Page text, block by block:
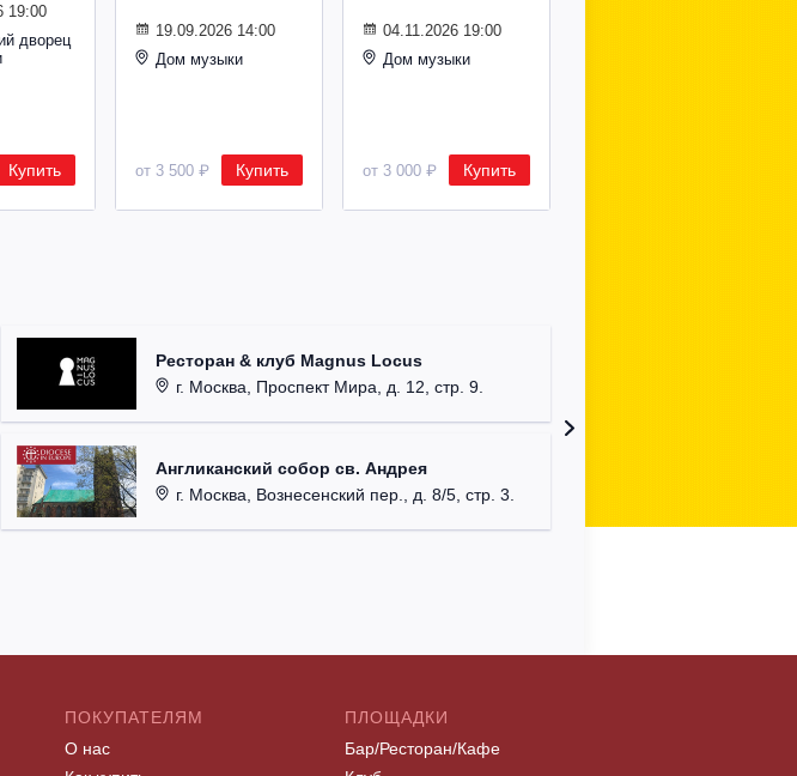
19:00
дворец
Купить
19.09.2026 14:00
Дом музыки
от 3 500 ₽ Купить
04.11.2026 19:00
Дом музыки
от 3 000 ₽ Купить
Ресторан & клуб Magnus Locus
г. Москва, Проспект Мира, д. 12, стр. 9.
Англиканский собор св. Андрея
г. Москва, Вознесенский пер., д. 8/5, стр. 3.
ПОКУПАТЕЛЯМ
О нас
ПЛОЩАДКИ
Бар/Ресторан/Кафе